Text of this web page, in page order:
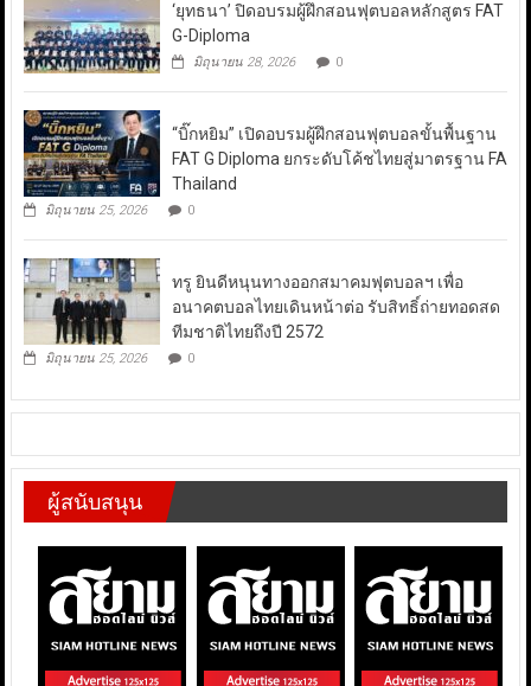
‘ยุทธนา’ ปิดอบรมผู้ฝึกสอนฟุตบอลหลักสูตร FAT
G-Diploma
มิถุนายน 28, 2026 0
“บิ๊กหยิม” เปิดอบรมผู้ฝึกสอนฟุตบอลขั้นพื้นฐาน
FAT G Diploma ยกระดับโค้ชไทยสู่มาตรฐาน FA
Thailand
มิถุนายน 25, 2026 0
ทรู ยินดีหนุนทางออกสมาคมฟุตบอลฯ เพื่อ
อนาคตบอลไทยเดินหน้าต่อ รับสิทธิ์ถ่ายทอดสด
ทีมชาติไทยถึงปี 2572
มิถุนายน 25, 2026 0
ผู้สนับสนุน